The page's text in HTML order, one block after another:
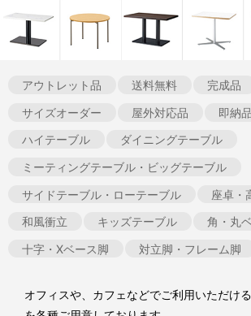
アウトレット品 送料無料 完成品
サイズオーダー
屋外対応品
即納品
ハイテーブル
ダイニングテーブル
ミーティングテーブル・ビッグテーブル
サイドテーブル・ローテーブル
座卓・
和風衝立
キッズテーブル
角・丸
十字・Xベース脚
対立脚・フレーム脚
オフィスや、カフェなどでご利用いただけ